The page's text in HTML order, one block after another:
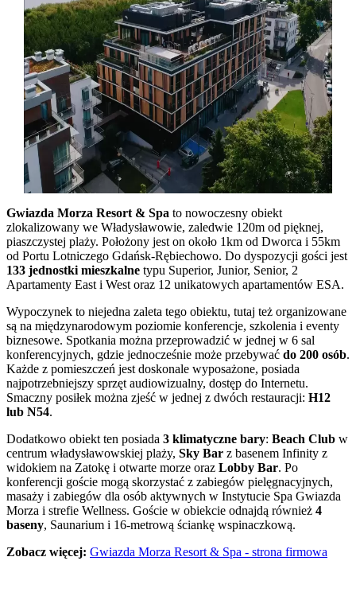
Gwiazda Morza Resort & Spa to nowoczesny obiekt
zlokalizowany we Władysławowie, zaledwie 120m od pięknej,
piaszczystej plaży. Położony jest on około 1km od Dworca i 55km
od Portu Lotniczego Gdańsk-Rębiechowo. Do dyspozycji gości jest
133 jednostki mieszkalne typu Superior, Junior, Senior, 2
Apartamenty East i West oraz 12 unikatowych apartamentów ESA.
Wypoczynek to niejedna zaleta tego obiektu, tutaj też organizowane
są na międzynarodowym poziomie konferencje, szkolenia i eventy
biznesowe. Spotkania można przeprowadzić w jednej w 6 sal
konferencyjnych, gdzie jednocześnie może przebywać do 200 osób.
Każde z pomieszczeń jest doskonale wyposażone, posiada
najpotrzebniejszy sprzęt audiowizualny, dostęp do Internetu.
Smaczny posiłek można zjeść w jednej z dwóch restauracji: H12
lub N54.
Dodatkowo obiekt ten posiada 3 klimatyczne bary: Beach Club w
centrum władysławowskiej plaży, Sky Bar z basenem Infinity z
widokiem na Zatokę i otwarte morze oraz Lobby Bar. Po
konferencji goście mogą skorzystać z zabiegów pielęgnacyjnych,
masaży i zabiegów dla osób aktywnych w Instytucie Spa Gwiazda
Morza i strefie Wellness. Goście w obiekcie odnajdą również 4
baseny, Saunarium i 16-metrową ściankę wspinaczkową.
Zobacz więcej: Gwiazda Morza Resort & Spa - strona firmowa